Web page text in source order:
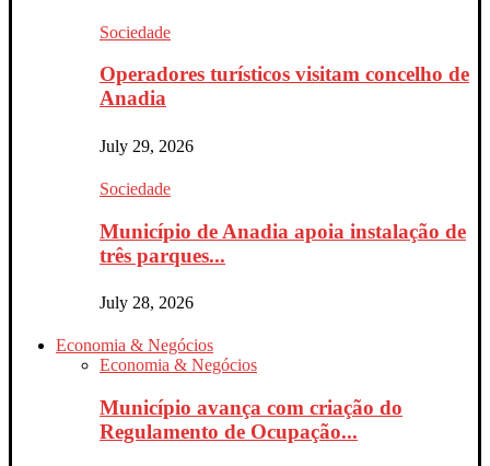
Sociedade
Operadores turísticos visitam concelho de
Anadia
July 29, 2026
Sociedade
Município de Anadia apoia instalação de
três parques...
July 28, 2026
Economia & Negócios
Economia & Negócios
Município avança com criação do
Regulamento de Ocupação...